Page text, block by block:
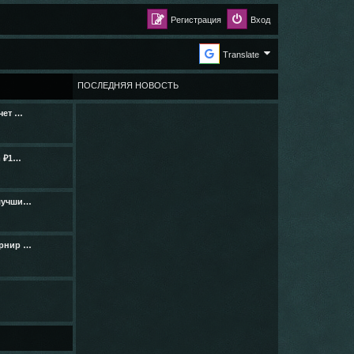
Вход
Регистрация
Translate
…
₽1…
…
ПОСЛЕДНЯЯ НОВОСТЬ